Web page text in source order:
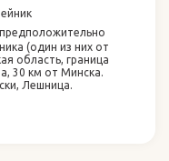
(один из них от
область, граница
30 км от Минска.
Лешница.